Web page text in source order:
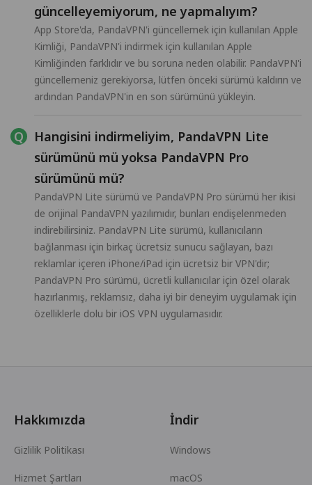
güncelleyemiyorum, ne yapmalıyım?
App Store'da, PandaVPN'i güncellemek için kullanılan Apple
Kimliği, PandaVPN'i indirmek için kullanılan Apple
Kimliğinden farklıdır ve bu soruna neden olabilir. PandaVPN'i
güncellemeniz gerekiyorsa, lütfen önceki sürümü kaldırın ve
ardından PandaVPN'in en son sürümünü yükleyin.
Hangisini indirmeliyim, PandaVPN Lite
sürümünü mü yoksa PandaVPN Pro
sürümünü mü?
PandaVPN Lite sürümü ve PandaVPN Pro sürümü her ikisi
de orijinal PandaVPN yazılımıdır, bunları endişelenmeden
indirebilirsiniz. PandaVPN Lite sürümü, kullanıcıların
bağlanması için birkaç ücretsiz sunucu sağlayan, bazı
reklamlar içeren iPhone/iPad için ücretsiz bir VPN'dir;
PandaVPN Pro sürümü, ücretli kullanıcılar için özel olarak
hazırlanmış, reklamsız, daha iyi bir deneyim uygulamak için
özelliklerle dolu bir iOS VPN uygulamasıdır.
Hakkımızda
Gizlilik Politikası
Hizmet Şartları
İndir
Windows
macOS